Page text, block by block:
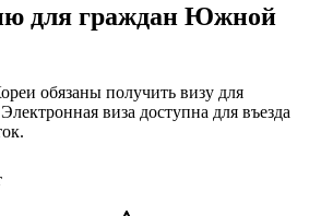
для граждан Южной
обязаны получить визу для
виза доступна для въезда